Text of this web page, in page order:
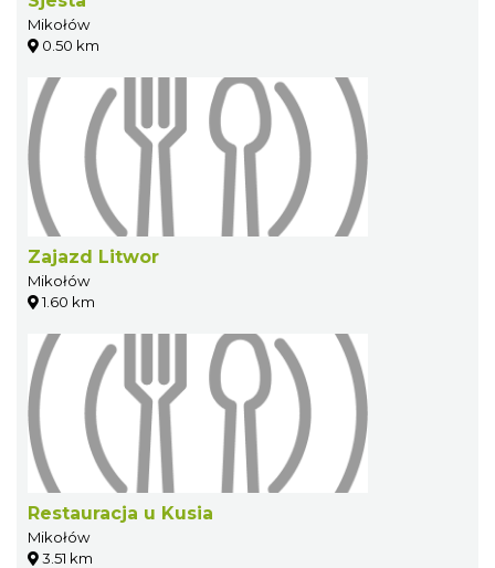
Mikołów
0.50 km
Zajazd Litwor
Mikołów
1.60 km
Restauracja u Kusia
Mikołów
3.51 km